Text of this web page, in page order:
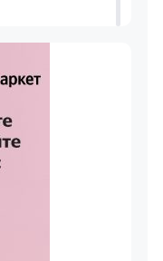
рублей до
сена к зиме
условный